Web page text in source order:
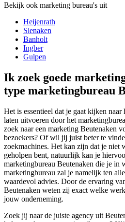
Bekijk ook marketing bureau's uit
Heijenrath
Slenaken
Banholt
Ingber
Gulpen
Ik zoek goede
type marketingbureau
Het is essentieel dat je gaat kijken
laten uitvoeren door het
zoek naar een marketing Beutenaken
bezoekers? Of wil jij juist beter te
zoekmachines. Het kan zijn dat je niet
geholpen bent, natuurlijk kan je
marketingbureau Beutenaken die je in
marketingbureau zal je namelijk ten
waardevol advies. Door de ervaring
Beutenaken weten zij exact welke
jouw onderneming.
Zoek jij naar de juiste agency uit